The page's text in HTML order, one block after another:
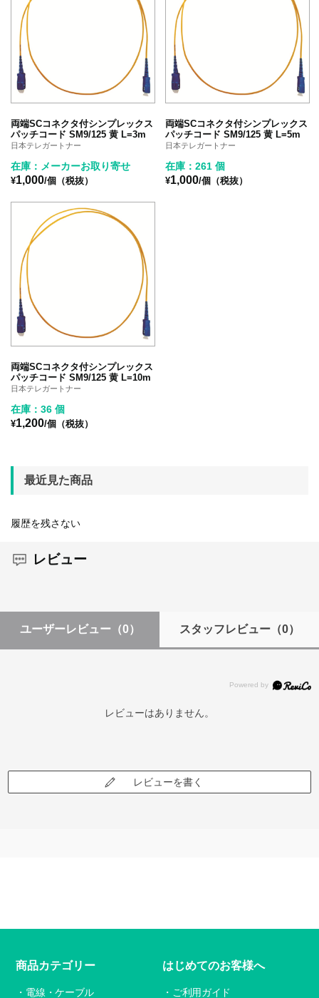
両端SCコネクタ付シンプレックス
パッチコード SM9/125 黄 L=3m
日本テレガートナー
在庫：メーカーお取り寄せ
¥1,000/個（税抜）
両端SCコネクタ付シンプレックス
パッチコード SM9/125 黄 L=5m
日本テレガートナー
在庫：261 個
¥1,000/個（税抜）
両端SCコネクタ付シンプレックス
パッチコード SM9/125 黄 L=10m
日本テレガートナー
在庫：36 個
¥1,200/個（税抜）
最近見た商品
履歴を残さない
レビュー
ユーザーレビュー （0） スタッフレビュー（0）
レビューはありません。
レビューを書く
商品カテゴリー
電線・ケーブル
はじめてのお客様へ
ご利用ガイド